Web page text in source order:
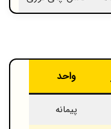
واحد
پیمانه